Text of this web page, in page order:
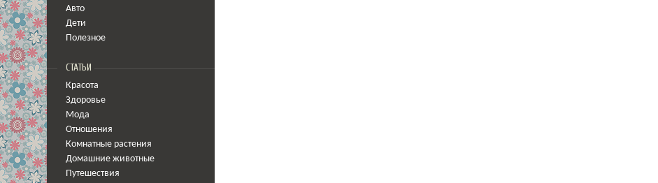
Авто
Дети
Полезное
СТАТЬИ
Красота
Здоровье
Мода
Отношения
Комнатные растения
Домашние животные
Путешествия